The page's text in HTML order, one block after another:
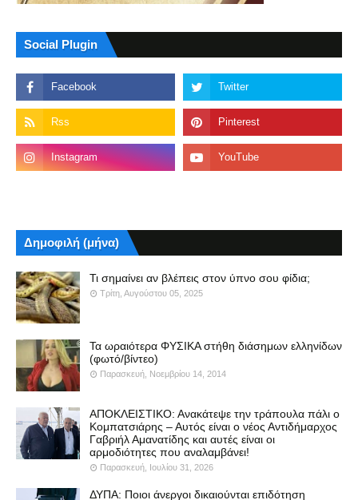
Social Plugin
Δημοφιλή (μήνα)
Τι σημαίνει αν βλέπεις στον ύπνο σου φίδια;
Τρίτη, Αυγούστου 05, 2025
Τα ωραιότερα ΦΥΣΙΚΑ στήθη διάσημων ελληνίδων
(φωτό/βίντεο)
Παρασκευή, Νοεμβρίου 14, 2014
ΑΠΟΚΛΕΙΣΤΙΚΟ: Ανακάτεψε την τράπουλα πάλι ο
Κομπατσιάρης – Αυτός είναι ο νέος Αντιδήμαρχος
Γαβριήλ Αμανατίδης και αυτές είναι οι
αρμοδιότητες που αναλαμβάνει!
Παρασκευή, Ιουλίου 31, 2026
ΔΥΠΑ: Ποιοι άνεργοι δικαιούνται επιδότηση